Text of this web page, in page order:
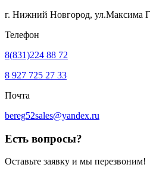
г. Нижний Новгород, ул.Максима
Телефон
8(831)224 88 72
8 927 725 27 33
Почта
bereg52sales@yandex.ru
Есть вопросы?
Оставьте заявку и мы перезвоним!